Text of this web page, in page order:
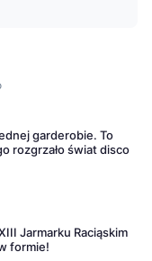
garderobie. To
rozgrzało świat disco
Jarmarku Raciąskim
formie!